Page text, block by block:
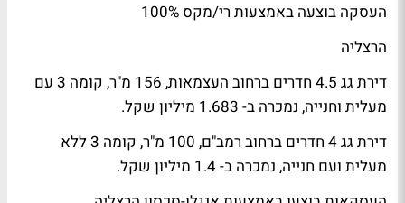
העסקה בוצעה באמצעות רי/מקס 100%
הרצליה
דירת גג 4.5 חדרים ברחוב העצמאות, 156 מ"ר, קומה 3 עם
מעלית וחנייה, נמכרה ב- 1.683 מיליון שקל.
דירת גג 4 חדרים ברחוב רמב"ם, 100 מ"ר, קומה 3 ללא
מעלית ועם חנייה, נמכרה ב- 1.4 מיליון שקל.